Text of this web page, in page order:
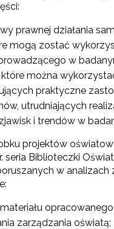
– Etap II"
prawnej działania
mogą zostać
w
można
praktyczne
utrudniających
i trendów w
projektów
seria Biblioteczki
w
zarządzania oświatą;